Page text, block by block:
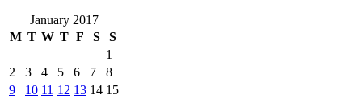
January 2017
M T W T F S
S
1
2
3 4 5 6 7
8
9
10 11 12 13 14 15